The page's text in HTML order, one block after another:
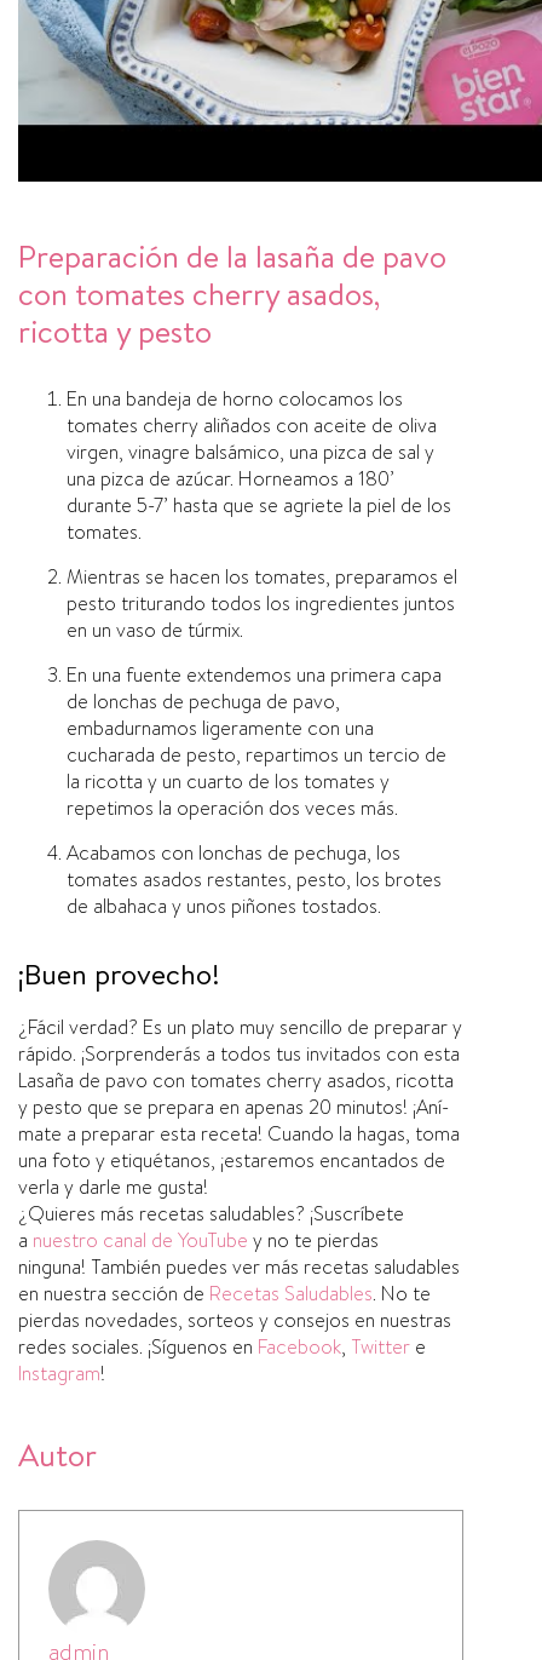
Preparación de la lasaña de pavo
con tomates cherry asados,
ricotta y pesto
En una bandeja de horno colocamos los
tomates cherry aliñados con aceite de oliva
virgen, vinagre balsámico, una pizca de sal y
una pizca de azúcar. Horneamos a 180’
durante 5-7’ hasta que se agriete la piel de los
tomates.
Mientras se hacen los tomates, preparamos el
pesto triturando todos los ingredientes juntos
en un vaso de túrmix.
En una fuente extendemos una primera capa
de lonchas de pechuga de pavo,
embadurnamos ligeramente con una
cucharada de pesto, repartimos un tercio de
la ricotta y un cuarto de los tomates y
repetimos la operación dos veces más.
Acabamos con lonchas de pechuga, los
tomates asados restantes, pesto, los brotes
de albahaca y unos piñones tostados.
¡Buen provecho!
¿Fácil verdad? Es un plato muy sencillo de preparar y
rápido. ¡Sorprenderás a todos tus invitados con esta
Lasaña de pavo con tomates cherry asados, ricotta
y pesto que se prepara en apenas 20 minutos! ¡Aní­
mate a preparar esta receta! Cuando la hagas, toma
una foto y etiquétanos, ¡estaremos encantados de
verla y darle me gusta!
¿Quieres más recetas saludables? ¡Suscrí­bete
a nuestro canal de YouTube y no te pierdas
ninguna! También puedes ver más recetas saludables
en nuestra sección de Recetas Saludables. No te
pierdas novedades, sorteos y consejos en nuestras
redes sociales. ¡Sí­guenos en Facebook, Twitter e
Instagram!
Autor
admin